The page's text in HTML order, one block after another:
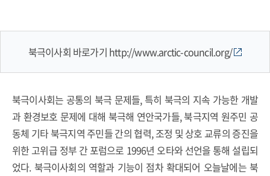
북극이사회 바로가기 http://www.arctic-council.org/
북극이사회는 공통의 북극 문제들, 특히 북극의 지속 가능한 개발
과 환경보호 문제에 대해 북극해 연안국가들, 북극지역 원주민 공
동체 기타 북극지역 주민들 간의 협력, 조정 및 상호 교류의 증진을
위한 고위급 정부 간 포럼으로 1996년 오타와 선언을 통해 설립되
었다. 북극이사회의 역할과 기능이 점차 확대되어 오늘날에는 북